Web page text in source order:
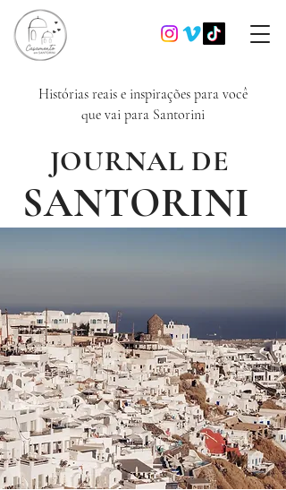
Histórias reais e inspirações para você
que vai para Santorini
JOURNAL DE
SANTORINI